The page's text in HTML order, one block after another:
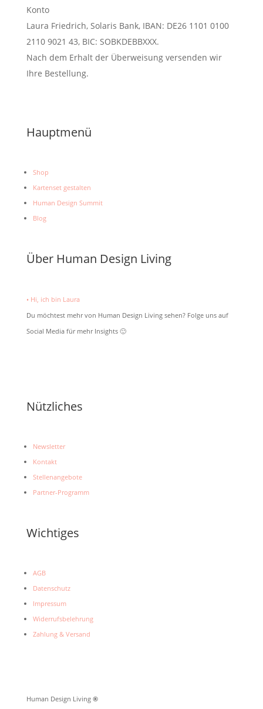
Konto
Laura Friedrich, Solaris Bank, IBAN: DE26 1101 0100
2110 9021 43, BIC: SOBKDEBBXXX.
Nach dem Erhalt der Überweisung versenden wir
Ihre Bestellung.
Hauptmenü
Shop
Kartenset gestalten
Human Design Summit
Blog
Über Human Design Living
• Hi, ich bin Laura
Du möchtest mehr von Human Design Living sehen? Folge uns auf
Social Media für mehr Insights 🙂
Nützliches
Newsletter
Kontakt
Stellenangebote
Partner-Programm
Wichtiges
AGB
Datenschutz
Impressum
Widerrufsbelehrung
Zahlung & Versand
Human Design Living ®